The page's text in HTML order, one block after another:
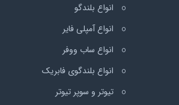
انواع بلندگو
انواع آمپلی فایر
انواع ساب ووفر
انواع بلندگوی فابریک
تیوتر و سوپر تیوتر